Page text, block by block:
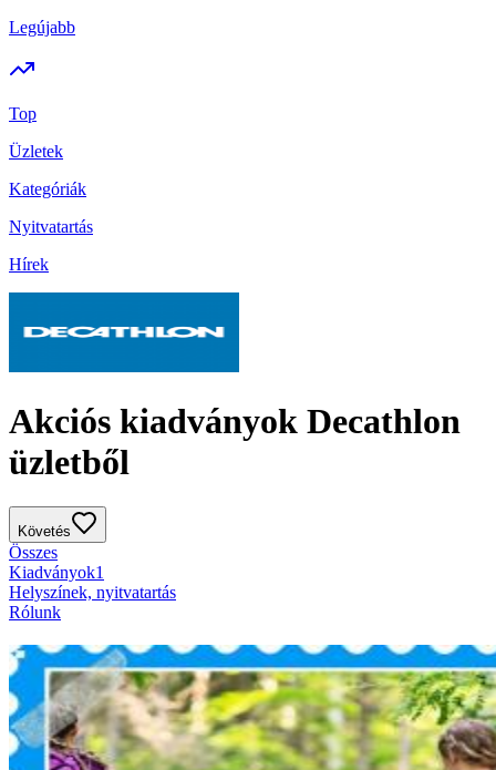
Legújabb
Top
Üzletek
Kategóriák
Nyitvatartás
Hírek
Akciós kiadványok Decathlon
üzletből
Követés
Összes
Kiadványok1
Helyszínek, nyitvatartás
Rólunk